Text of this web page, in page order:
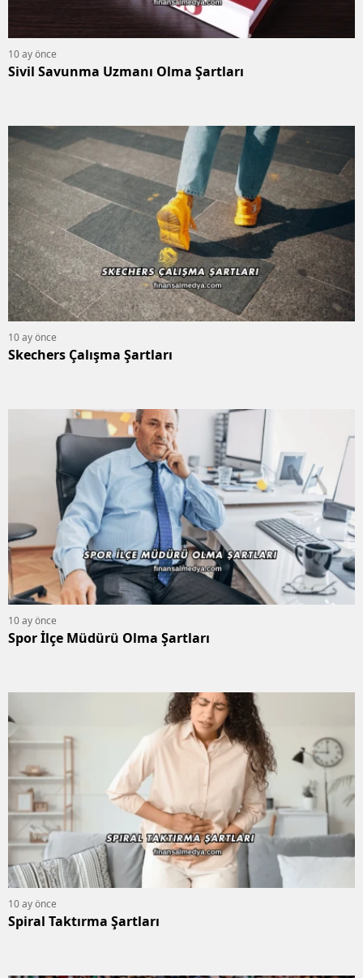
10 ay önce
Sivil Savunma Uzmanı Olma Şartları
10 ay önce
Skechers Çalışma Şartları
10 ay önce
Spor İlçe Müdürü Olma Şartları
10 ay önce
Spiral Taktırma Şartları